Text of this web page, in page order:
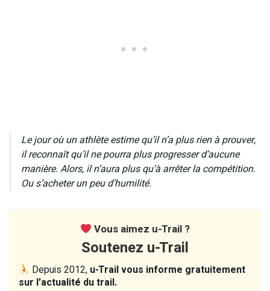
Le jour où un athlète estime qu’il n’a plus rien à prouver,
il reconnaît qu’il ne pourra plus progresser d’aucune
manière. Alors, il n’aura plus qu’à arrêter la compétition.
Ou s’acheter un peu d’humilité.
Vous aimez u-Trail ?
Soutenez u-Trail
Depuis 2012, u-Trail vous informe gratuitement
sur l’actualité du trail.